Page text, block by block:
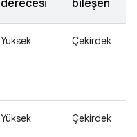
derecesi bileşen
Yüksek Çekirdek
Yüksek Çekirdek